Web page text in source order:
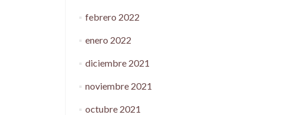
febrero 2022
enero 2022
diciembre 2021
noviembre 2021
octubre 2021